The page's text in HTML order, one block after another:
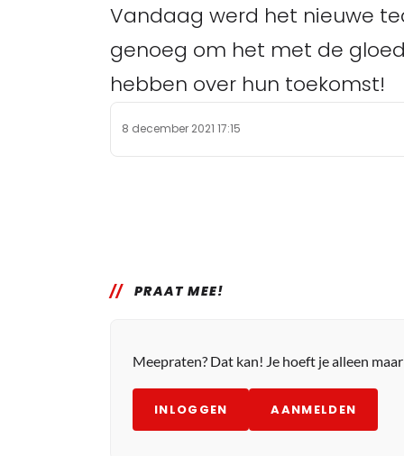
Vandaag werd het nieuwe
genoeg om het met de
hebben over hun toekomst!
8 december 2021 17:15
PRAAT MEE!
Meepraten? Dat kan! Je hoeft je alleen
INLOGGEN AANMELDEN